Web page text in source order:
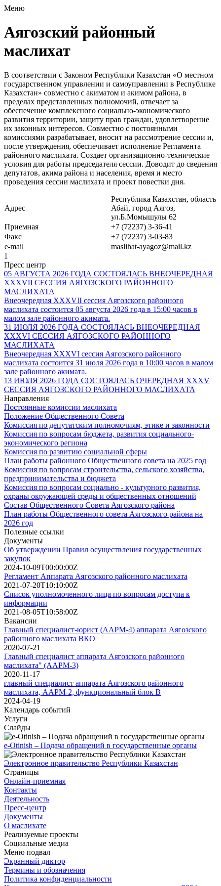
Меню
Аягозский районный
маслихат
В соответствии с Законом Республики Казахстан «О местном
государственном управлении и самоуправлении в Республике
Казахстан» совместно с акиматом и акимом района, в
пределах представленных полномочий, отвечает за
обеспечение комплексного социально-экономического
развития территории, защиту прав граждан, удовлетворение
их законных интересов. Совместно с постоянными
комиссиями разрабатывает, вносит на рассмотрение сессии и,
после утверждения, обеспечивает исполнение Регламента
районного маслихата. Создает организационно-технические
условия для работы председателя сессии. Доводит до сведения
депутатов, акима района и населения, время и место
проведения сессии маслихата и проект повестки дня.
Адрес
Республика Казахстан, область
Абай, город Аягоз,
ул.Б.Момышулы 62
Приемная
+7 (72237) 3-36-41
Факс
+7 (72237) 3-03-83
e-mail
maslihat-ayagoz@mail.kz
1
Пресс центр
05 АВГУСТА 2026 ГОДА СОСТОЯЛАСЬ ВНЕОЧЕРЕДНАЯ
ХХХVII СЕССИЯ АЯГОЗСКОГО РАЙОННОГО
МАСЛИХАТА
Внеочередная XХХVII сессия Аягозского районного
маслихата состоится 05 августа 2026 года в 15:00 часов в
малом зале районного акимата.
31 ИЮЛЯ 2026 ГОДА СОСТОЯЛАСЬ ВНЕОЧЕРЕДНАЯ
ХХXVI СЕССИЯ АЯГОЗСКОГО РАЙОННОГО
МАСЛИХАТА
Внеочередная XХXVІ сессия Аягозского районного
маслихата состоится 31 июля 2026 года в 10:00 часов в малом
зале районного акимата.
13 ИЮЛЯ 2026 ГОДА СОСТОЯЛАСЬ ОЧЕРЕДНАЯ ХХХV
СЕССИЯ АЯГОЗСКОГО РАЙОННОГО МАСЛИХАТА
Направления
Постоянные комиссии маслихата
Положение Общественного Совета
Комиссия по депутатским полномочиям, этике и законности
Комиссия по вопросам бюджета, развития социального-
экономического региона
Комиссия по развитию социальной сферы
План работы районного Общественного совета на 2025 год
Комиссия по вопросам строительства, сельского хозяйства,
предпринимательства и бюджета
Комиссия по вопросам социально - культурного развития,
охраны окружающей среды и общественных отношений
Состав Общественного Совета Аягозского района
План работы Общественногo совета Аягозского района на
2026 год
Полезные ссылки
Документы
Об утверждении Правил осуществления государственных
закупок
2024-10-09T00:00:00Z
Регламент Аппарата Аягозского районного маслихата
2021-07-20T10:10:00Z
Список уполномоченного лица по вопросам доступа к
информации
2021-08-05T10:58:00Z
Вакансии
Главный специалист-юрист (ААРМ-4) аппарата Аягозского
районного маслихата ВКО
2020-07-21
Главный специалист аппарата Аягозского районного
маслихата" (ААРМ-3)
2020-11-17
главный специалист аппарата Аягозского районного
маслихата, ААРМ-2, функциональный блок В
2024-04-19
Календарь событий
Услуги
Слайды
e-Otinish – Подача обращений в государственные органы
Электронное правительство Республики Казахстан
Страницы
Онлайн-приемная
Контакты
Деятельность
Пресс-центр
Документы
О маслихате
Реализуемые проекты
Социальные медиа
Меню подвал
Экранный диктор
Термины и обозначения
Политика конфиденциальности